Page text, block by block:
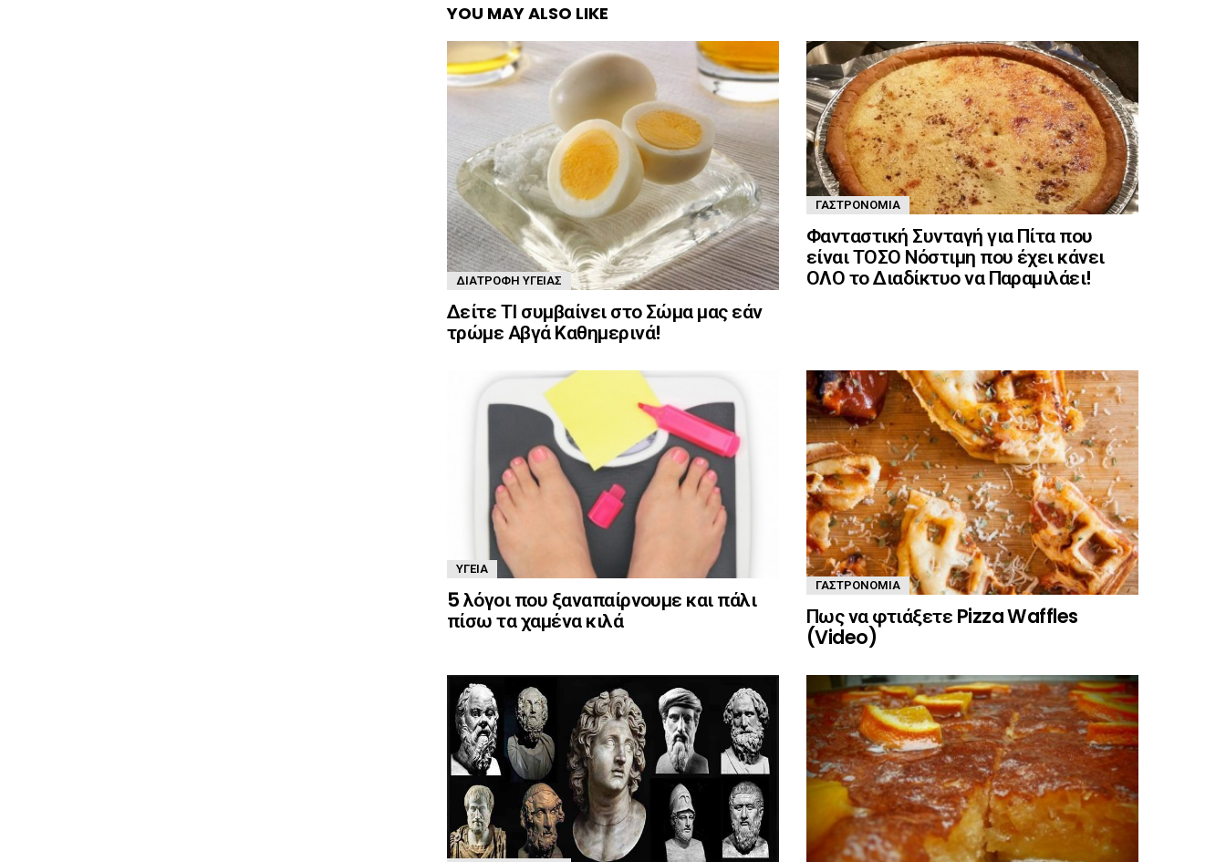
YOU MAY ALSO LIKE
ΔΙΑΤΡΟΦΉ ΥΓΕΊΑΣ
Δείτε ΤΙ συμβαίνει στο Σώμα μας εάν
τρώμε Αβγά Καθημερινά!
ΓΑΣΤΡΟΝΟΜΊΑ
Φανταστική Συνταγή για Πίτα που
είναι ΤΟΣΟ Νόστιμη που έχει κάνει
ΟΛΟ το Διαδίκτυο να Παραμιλάει!
ΥΓΕΊΑ
5 λόγοι που ξαναπαίρνουμε και πάλι
πίσω τα χαμένα κιλά
ΓΑΣΤΡΟΝΟΜΊΑ
Πως να φτιάξετε Pizza Waffles
(Video)